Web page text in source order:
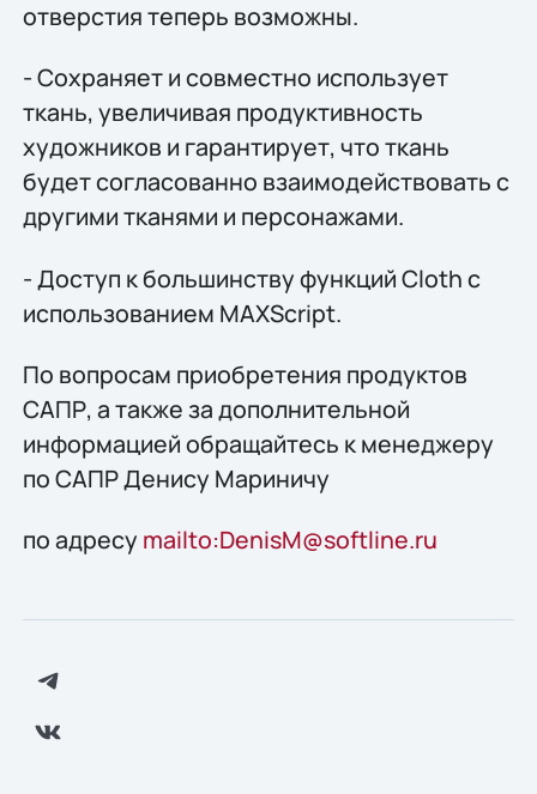
отверстия теперь возможны.
- Сохраняет и совместно использует
ткань, увеличивая продуктивность
художников и гарантирует, что ткань
будет согласованно взаимодействовать с
другими тканями и персонажами.
- Доступ к большинству функций Cloth с
использованием MAXScript.
По вопросам приобретения продуктов
САПР, а также за дополнительной
информацией обращайтесь к менеджеру
по САПР Денису Мариничу
по адресу mailto:DenisM@softline.ru